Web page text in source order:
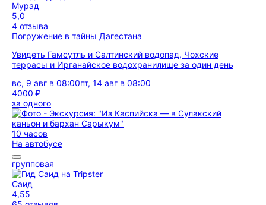
Мурад
5,0
4 отзыва
Погружение в тайны Дагестана
Увидеть Гамсутль и Салтинский водопад, Чохские
террасы и Ирганайское водохранилище за один день
вс, 9 авг в 08:00пт, 14 авг в 08:00
4000 ₽
за одного
10 часов
На автобусе
групповая
Саид
4,55